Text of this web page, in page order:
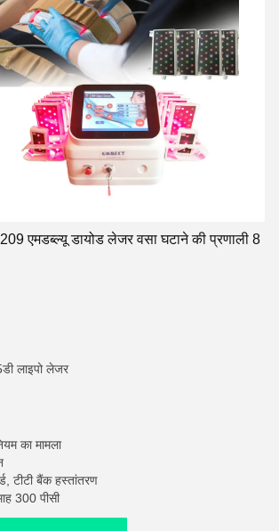
209 एमडब्ल्यू डायोड लेजर वसा घटाने की प्रणाली 8
लाइपो लेजर
का मामला
टीटी बैंक हस्तांतरण
300 पीसी